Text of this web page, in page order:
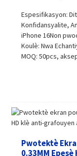
Espesifikasyon:
Konfidansyalite,
iPhone 16Non
Koulè: Nwa
MOQ: 50pcs,
Pwotektè
0.33MM